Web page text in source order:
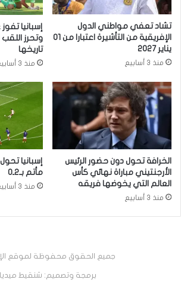
تشاد تعفي مواطني الدول
الإفريقية من التأشيرة اعتبارا من 01
يناير 2027
منذ 3 أسابيع
وتحرز اللقب
تاريخها
منذ 3 أسابيع
الخرافة تحول دون حضور الرئيس
الأرجنتيني مباراة نهائي كأس
العالم التي يخوضها فريقه
منذ 3 أسابيع
مأتم بـ2ـ0
منذ 3 أسابيع
جميع الحقوق محفوظة لموقع
برمجة وتصميم: شنقيط ميديا